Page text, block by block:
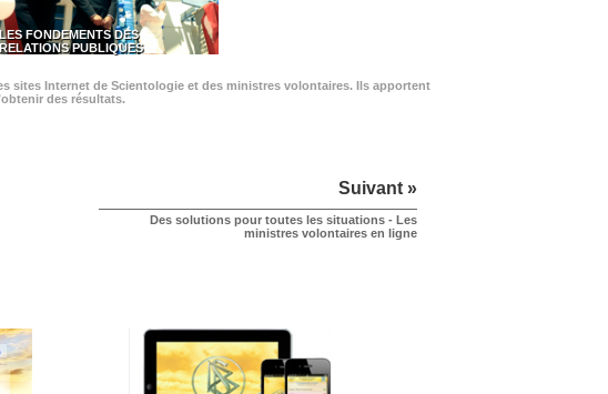
LES FONDEMENTS DES
RELATIONS PUBLIQUES
sites Internet de Scientologie et des ministres volontaires. Ils apportent
des résultats.
Suivant »
Des solutions pour toutes les situations - Les
ministres volontaires en ligne